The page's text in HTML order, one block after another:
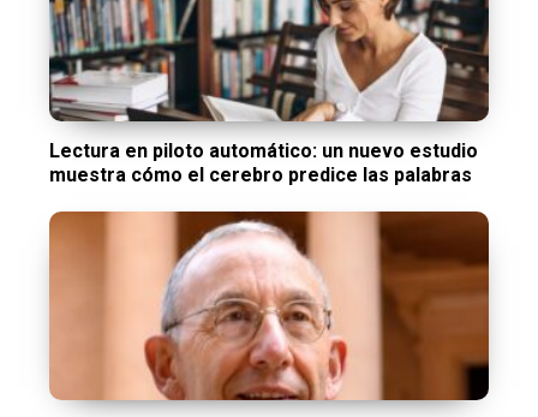
Lectura en piloto automático: un nuevo estudio
muestra cómo el cerebro predice las palabras